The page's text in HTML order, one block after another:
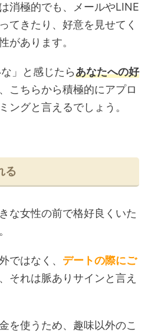
消極的でも、メールやLINE
てきたり、好意を見せてく
があります。
」と感じたらあなたへの好
こちらから積極的にアプロ
ングと言えるでしょう。
る
な女性の前で格好良くいた
ではなく、 デートの際にご
、それは脈ありサインと言え
を使うため、趣味以外のこ